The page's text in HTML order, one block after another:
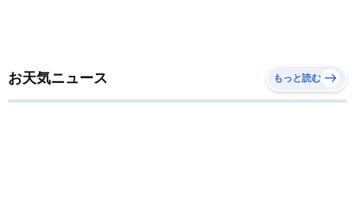
お天気ニュース もっと読む